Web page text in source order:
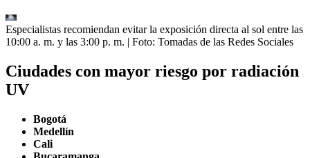
Especialistas recomiendan evitar la exposición directa al sol entre las
10:00 a. m. y las 3:00 p. m. | Foto: Tomadas de las Redes Sociales
Ciudades con mayor riesgo por radiación
UV
Bogotá
Medellín
Cali